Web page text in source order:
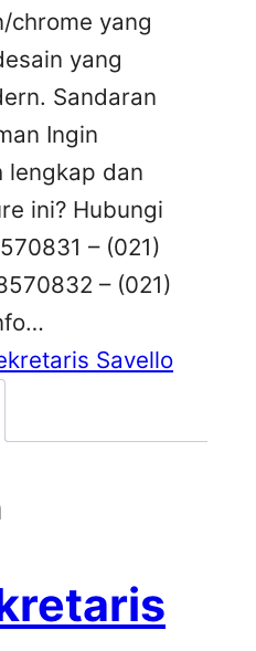
chrome yang
yang
Sandaran
Ingin
lengkap dan
ini? Hubungi
– (021)
– (021)
Savello